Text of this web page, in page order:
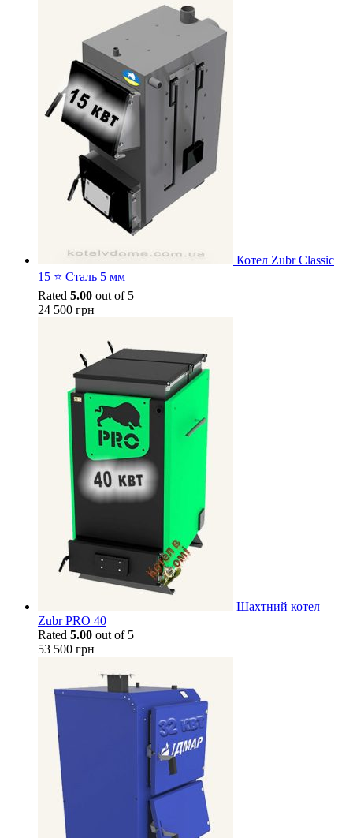
Котел Zubr Classic
15 ⭐ Сталь 5 мм
Rated 5.00 out of 5
24 500 грн
Шахтний котел
Zubr PRO 40
Rated 5.00 out of 5
53 500 грн